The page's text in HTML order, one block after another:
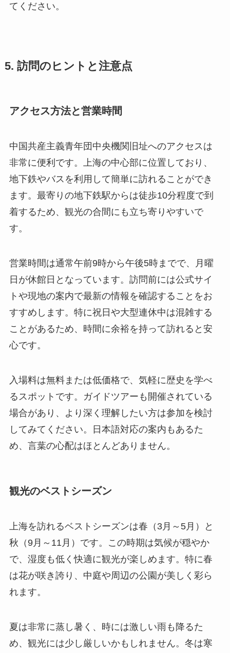
てください。
5. 訪問のヒントと注意点
アクセス方法と営業時間
中国共産主義青年団中央機関旧址へのアクセスは
非常に便利です。上海の中心部に位置しており、
地下鉄やバスを利用して簡単に訪れることができ
ます。最寄りの地下鉄駅からは徒歩10分程度で到
着するため、観光の合間にも立ち寄りやすいで
す。
営業時間は通常午前9時から午後5時までで、月曜
日が休館日となっています。訪問前には公式サイ
トや現地の案内で最新の情報を確認することをお
すすめします。特に祝日や大型連休中は混雑する
ことがあるため、時間に余裕を持って訪れると安
心です。
入場料は無料または低価格で、気軽に歴史を学べ
るスポットです。ガイドツアーも開催されている
場合があり、より深く理解したい方は参加を検討
してみてください。日本語対応の案内もあるた
め、言葉の心配はほとんどありません。
観光のベストシーズン
上海を訪れるベストシーズンは春（3月～5月）と
秋（9月～11月）です。この時期は気候が穏やか
で、湿度も低く快適に観光が楽しめます。特に春
は花が咲き誇り、中庭や周辺の公園が美しく彩ら
れます。
夏は非常に蒸し暑く、時には激しい雨も降るた
め、観光には少し厳しいかもしれません。冬は寒